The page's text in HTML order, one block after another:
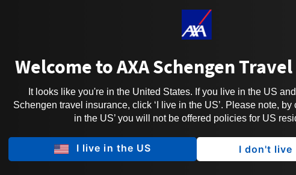
Welcome to AXA Schengen
It looks like you're in the United States. If you live in the US
Schengen travel insurance, click ‘I live in the US’. Please note, by
in the US’ you will not be offered policies for US
I live in the US I don't live